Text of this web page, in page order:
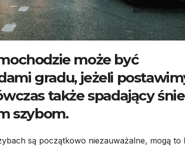
może być
gradu, jeżeli
także spadający
szybom.
są początkowo niezauważalne, mogą to